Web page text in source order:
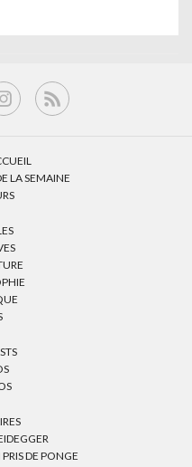
LA SEMAINE
DE PONGE